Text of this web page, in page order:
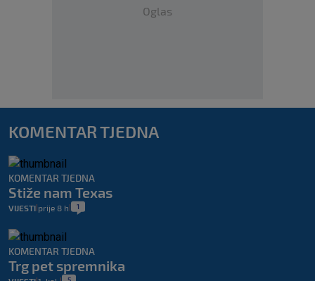
Oglas
KOMENTAR TJEDNA
KOMENTAR TJEDNA
Stiže nam Texas
VIJESTI prije 8 h 1
KOMENTAR TJEDNA
Trg pet spremnika